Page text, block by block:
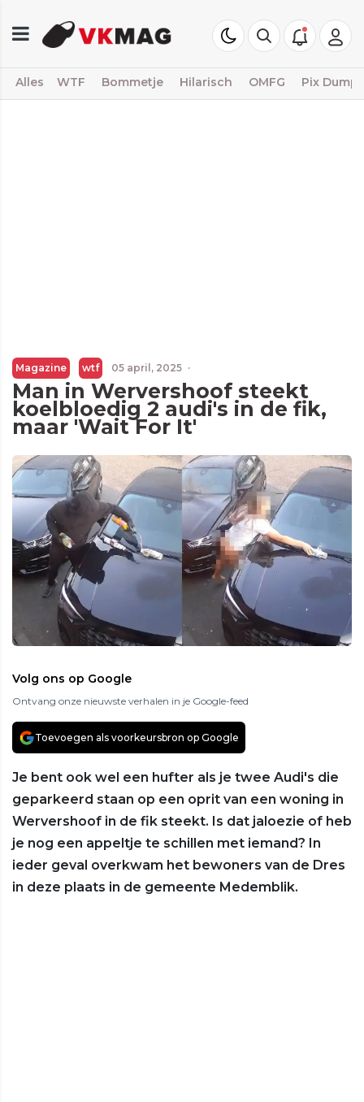
Alles WTF Bommetje Hilarisch OMFG Pix Dump
Magazine wtf 05 april, 2025 ·
Man in Wervershoof steekt
koelbloedig 2 audi's in de fik,
maar 'Wait For It'
Volg ons op Google
Ontvang onze nieuwste verhalen in je Google-feed
Toevoegen als voorkeursbron op Google
Je bent ook wel een hufter als je twee Audi's die
geparkeerd staan op een oprit van een woning in
Wervershoof in de fik steekt. Is dat jaloezie of heb
je nog een appeltje te schillen met iemand? In
ieder geval overkwam het bewoners van de Dres
in deze plaats in de gemeente Medemblik.